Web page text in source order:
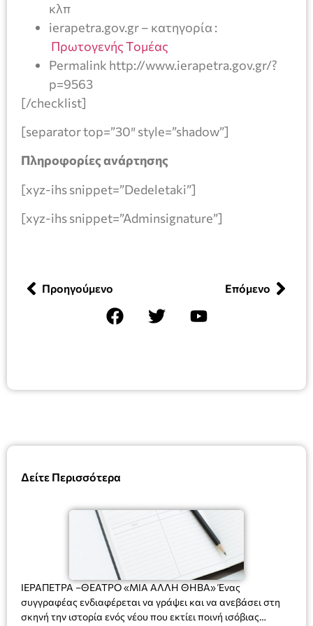
Δείτε Περισσότερα
ΙΕΡΑΠΕΤΡΑ –ΘΕΑΤΡΟ «ΜΙΑ ΑΛΛΗ ΘΗΒΑ» Ένας
συγγραφέας ενδιαφέρεται να γράψει και να ανεβάσει στη
σκηνή την ιστορία ενός νέου που εκτίει ποινή ισόβιας
κλπ
ierapetra.gov.gr – κατηγορία :
Πρωτογενής Τομέας
Permalink http://www.ierapetra.gov.gr/?
p=9563
[/checklist]
[separator top=”30″ style=”shadow”]
Πληροφορίες ανάρτησης
[xyz-ihs snippet=”Dedeletaki”]
[xyz-ihs snippet=”Adminsignature”]
Προηγούμενο Επόμενο